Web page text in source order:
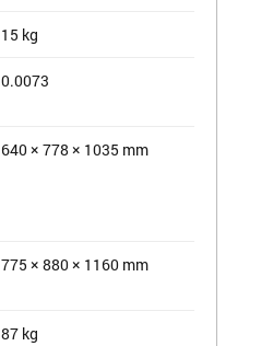
15 kg
0.0073
640 × 778 × 1035 mm
775 × 880 × 1160 mm
87 kg